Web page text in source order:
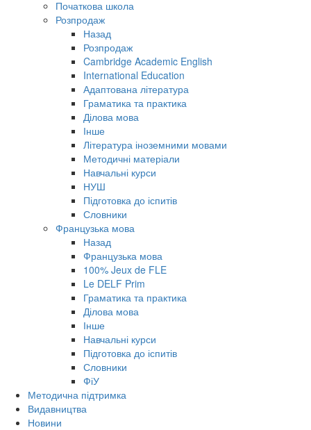
Початкова школа
Розпродаж
Назад
Розпродаж
Cambridge Academic English
International Education
Адаптована література
Граматика та практика
Ділова мова
Інше
Література іноземними мовами
Методичні матеріали
Навчальні курси
НУШ
Підготовка до іспитів
Словники
Французька мова
Назад
Французька мова
100% Jeux de FLE
Le DELF Prim
Граматика та практика
Ділова мова
Інше
Навчальні курси
Підготовка до іспитів
Словники
ФіУ
Методична підтримка
Видавництва
Новини